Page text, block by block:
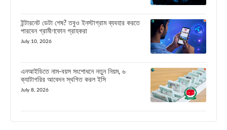
ইন্টারনেট ডেটা শেষ? তবুও ইনস্টাগ্রাম ব্যবহার করতে
পারবেন গ্রামীণফোন গ্রাহকরা
July 10, 2026
এনআইডিতে নাম-বয়স সংশোধনে নতুন নিয়ম, ৬
ক্যাটাগরির আবেদন স্থগিত করল ইসি
July 8, 2026